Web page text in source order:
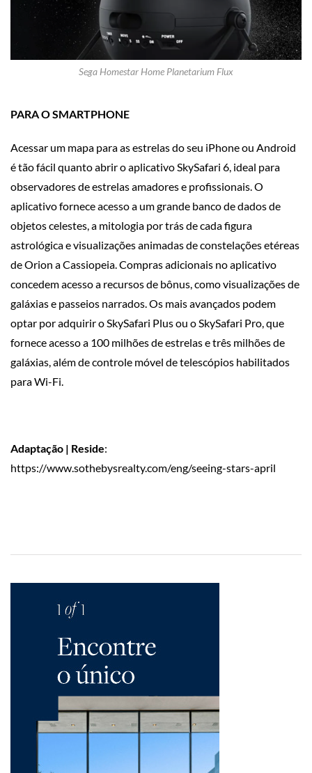
Sega Homestar Home Planetarium Flux
PARA O SMARTPHONE
Acessar um mapa para as estrelas do seu iPhone ou Android
é tão fácil quanto abrir o aplicativo SkySafari 6, ideal para
observadores de estrelas amadores e profissionais. O
aplicativo fornece acesso a um grande banco de dados de
objetos celestes, a mitologia por trás de cada figura
astrológica e visualizações animadas de constelações etéreas
de Orion a Cassiopeia. Compras adicionais no aplicativo
concedem acesso a recursos de bônus, como visualizações de
galáxias e passeios narrados. Os mais avançados podem
optar por adquirir o SkySafari Plus ou o SkySafari Pro, que
fornece acesso a 100 milhões de estrelas e três milhões de
galáxias, além de controle móvel de telescópios habilitados
para Wi-Fi.
Adaptação | Reside:
https://www.sothebysrealty.com/eng/seeing-stars-april